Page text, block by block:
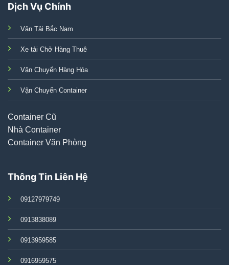
Dịch Vụ Chính
Vận Tải Bắc Nam
Xe tải Chở Hàng Thuê
Vận Chuyển Hàng Hóa
Vận Chuyển Container
Container Cũ
Nhà Container
Container Văn Phòng
Thông Tin Liên Hệ
09127979749
0913838089
0913959585
0916959575